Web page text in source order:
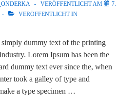
VERÖFFENTLICHT AM
7.
VERÖFFENTLICHT IN
dummy text of the printing
Lorem Ipsum has been the
dummy text ever since the, when
took a galley of type and
a type specimen …